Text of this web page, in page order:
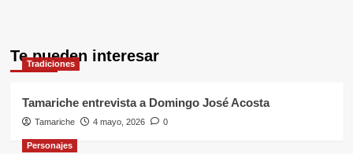
Te pueden interesar
Tradiciones
Tamariche entrevista a Domingo José Acosta
Tamariche 4 mayo, 2026 0
Personajes